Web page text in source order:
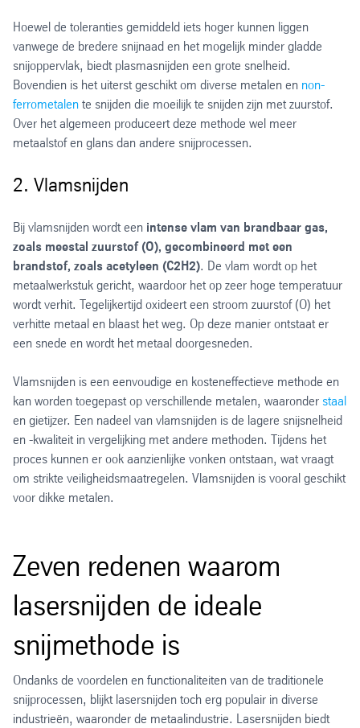
Hoewel de toleranties gemiddeld iets hoger kunnen liggen
vanwege de bredere snijnaad en het mogelijk minder gladde
snijoppervlak, biedt plasmasnijden een grote snelheid.
Bovendien is het uiterst geschikt om diverse metalen en non-
ferrometalen te snijden die moeilijk te snijden zijn met zuurstof.
Over het algemeen produceert deze methode wel meer
metaalstof en glans dan andere snijprocessen.
2. Vlamsnijden
Bij vlamsnijden wordt een intense vlam van brandbaar gas,
zoals meestal zuurstof (O), gecombineerd met een
brandstof, zoals acetyleen (C2H2). De vlam wordt op het
metaalwerkstuk gericht, waardoor het op zeer hoge temperatuur
wordt verhit. Tegelijkertijd oxideert een stroom zuurstof (O) het
verhitte metaal en blaast het weg. Op deze manier ontstaat er
een snede en wordt het metaal doorgesneden.
Vlamsnijden is een eenvoudige en kosteneffectieve methode en
kan worden toegepast op verschillende metalen, waaronder staal
en gietijzer. Een nadeel van vlamsnijden is de lagere snijsnelheid
en -kwaliteit in vergelijking met andere methoden. Tijdens het
proces kunnen er ook aanzienlijke vonken ontstaan, wat vraagt
om strikte veiligheidsmaatregelen. Vlamsnijden is vooral geschikt
voor dikke metalen.
Zeven redenen waarom
lasersnijden de ideale
snijmethode is
Ondanks de voordelen en functionaliteiten van de traditionele
snijprocessen, blijkt lasersnijden toch erg populair in diverse
industrieën, waaronder de metaalindustrie. Lasersnijden biedt